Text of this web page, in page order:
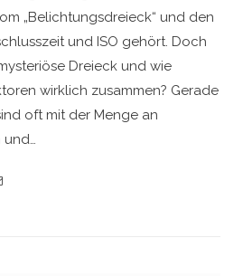
„Belichtungsdreieck“ und den
und ISO gehört. Doch
Dreieck und wie
wirklich zusammen? Gerade
oft mit der Menge an
und…